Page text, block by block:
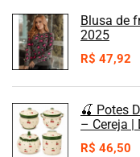
Blusa de
2025
R$ 47,92
🍒 Potes
– Cereja |
R$ 46,50